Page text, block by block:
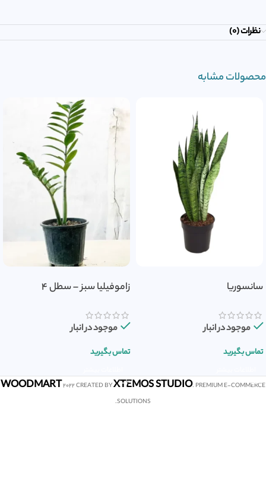
نظرات (0)
محصولات مشابه
سانسوریا
موجود در انبار
تماس بگیرید
زاموفیلیا سبز – سطل ۴
موجود در انبار
تماس بگیرید
WOODMART2022 CREATED BYXTEMOS STUDIO. PREMIUM E-COMMERCE
SOLUTIONS.